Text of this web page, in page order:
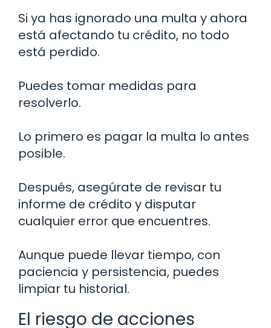
Si ya has ignorado una multa y ahora
está afectando tu crédito, no todo
está perdido.
Puedes tomar medidas para
resolverlo.
Lo primero es pagar la multa lo antes
posible.
Después, asegúrate de revisar tu
informe de crédito y disputar
cualquier error que encuentres.
Aunque puede llevar tiempo, con
paciencia y persistencia, puedes
limpiar tu historial.
El riesgo de acciones